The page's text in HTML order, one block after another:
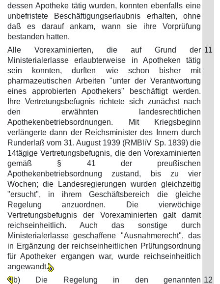
dessen Apotheke tätig wurden, konnten ebenfalls eine
unbefristete Beschäftigungserlaubnis erhalten, ohne
daß es darauf ankam, wann sie ihre Vorprüfung
bestanden hatten.
Alle Vorexaminierten, die auf Grund der
Ministerialerlasse erlaubterweise in Apotheken tätig
sein konnten, durften wie schon bisher mit
pharmazeutischen Arbeiten "unter der Verantwortung
eines approbierten Apothekers" beschäftigt werden.
Ihre Vertretungsbefugnis richtete sich zunächst nach
den erwähnten landesrechtlichen
Apothekenbetriebsordnungen. Mit Kriegsbeginn
verlängerte dann der Reichsminister des Innern durch
Runderlaß vom 31. August 1939 (RMBliV Sp. 1839) die
14tägige Vertretungsbefugnis, die den Vorexaminierten
gemäß § 41 der preußischen
Apothekenbetriebsordnung zustand, bis zu vier
Wochen; die Landesregierungen wurden gleichzeitig
"ersucht", in ihrem Geschäftsbereich die gleiche
Regelung anzuordnen. Die vierwöchige
Vertretungsbefugnis der Vorexaminierten galt damit
reichseinheitlich. Auch das sonstige durch
Ministerialerlasse geschaffene "Ausnahmerecht", das
in Ergänzung der reichseinheitlichen Prüfungsordnung
für Apotheker ergangen war, wurde reichseinheitlich
angewandt.
11
b) Die Regelung in den genannten 12